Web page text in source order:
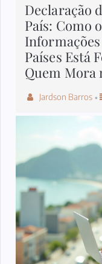
Declaração
País: Como
Países Está
Quem Mora
Jardson Barros •